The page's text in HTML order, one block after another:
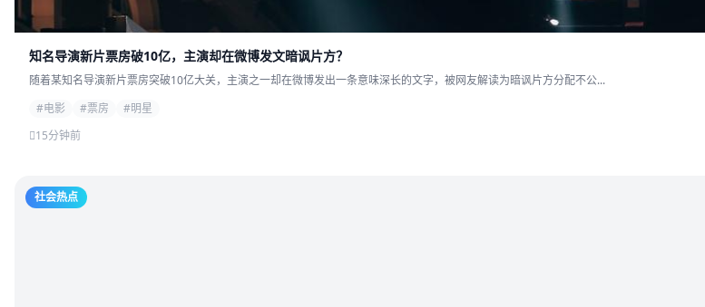
知名导演新片票房破10亿，主演却在微博发文暗讽片方？
随着某知名导演新片票房突破10亿大关，主演之一却在微博发出一条意味深长的文字，被网友解读为暗讽片方分配不公...
#电影
#票房
#明星
15分钟前
社会热点